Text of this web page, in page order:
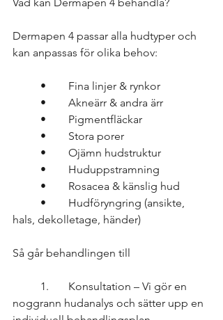
Dermapen 4 passar alla hudtyper och
kan anpassas för olika behov:
	•	Fina linjer & rynkor
	•	Akneärr & andra ärr
	•	Pigmentfläckar
	•	Stora porer
	•	Ojämn hudstruktur
	•	Huduppstramning
	•	Rosacea & känslig hud
hals, dekolletage, händer)
Så går behandlingen till
noggrann hudanalys och sätter upp en